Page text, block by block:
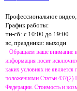
Профессиональное
График работы:
пн-сб: с 10:00 до 19:00
вс, праздники: выходн
Обращаем ваше внимание
информация носит
каких условиях не
положениями Статьи 437(2)
Федерации. Стоимость и